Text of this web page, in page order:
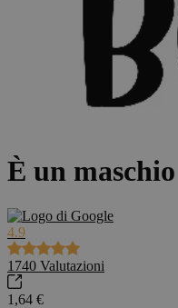
È un maschio
4.9
1740 Valutazioni
1,64 €